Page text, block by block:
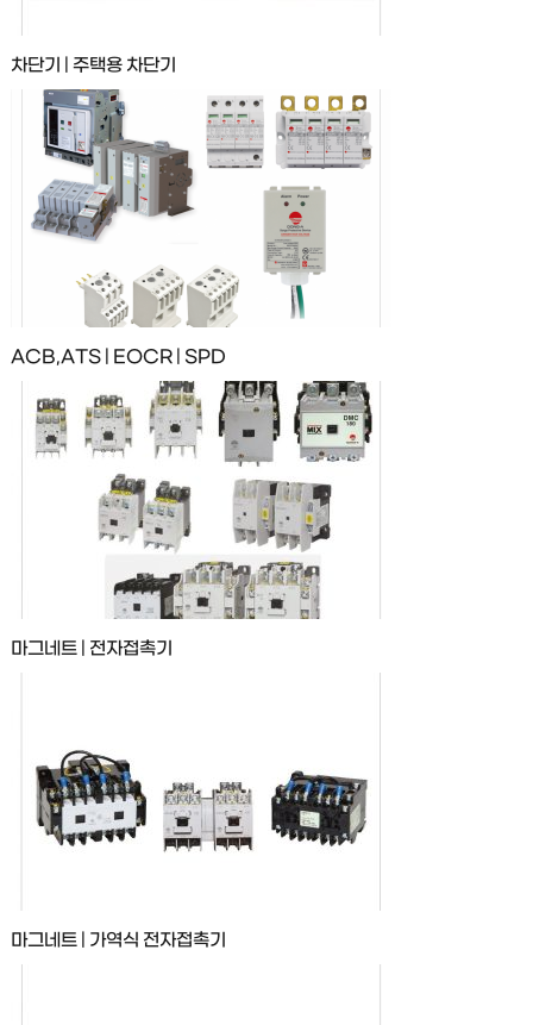
차단기 | 주택용 차단기
ACB,ATS | EOCR | SPD
마그네트 | 전자접촉기
마그네트 | 가역식 전자접촉기